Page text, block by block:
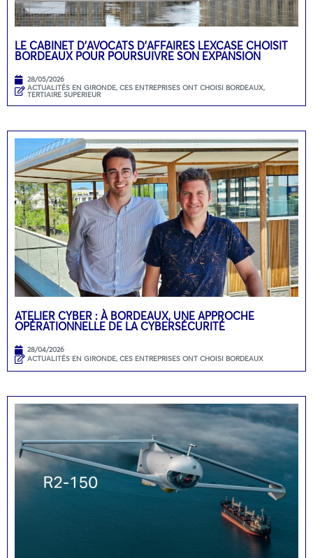
LE CABINET D’AVOCATS D’AFFAIRES LEXCASE CHOISIT
BORDEAUX POUR POURSUIVRE SON EXPANSION
28/05/2026
ACTUALITÉS EN GIRONDE, CES ENTREPRISES ONT CHOISI BORDEAUX,
TERTIAIRE SUPERIEUR
ATELIER CYBER : À BORDEAUX, UNE APPROCHE
OPÉRATIONNELLE DE LA CYBERSÉCURITÉ
28/04/2026
ACTUALITÉS EN GIRONDE, CES ENTREPRISES ONT CHOISI BORDEAUX